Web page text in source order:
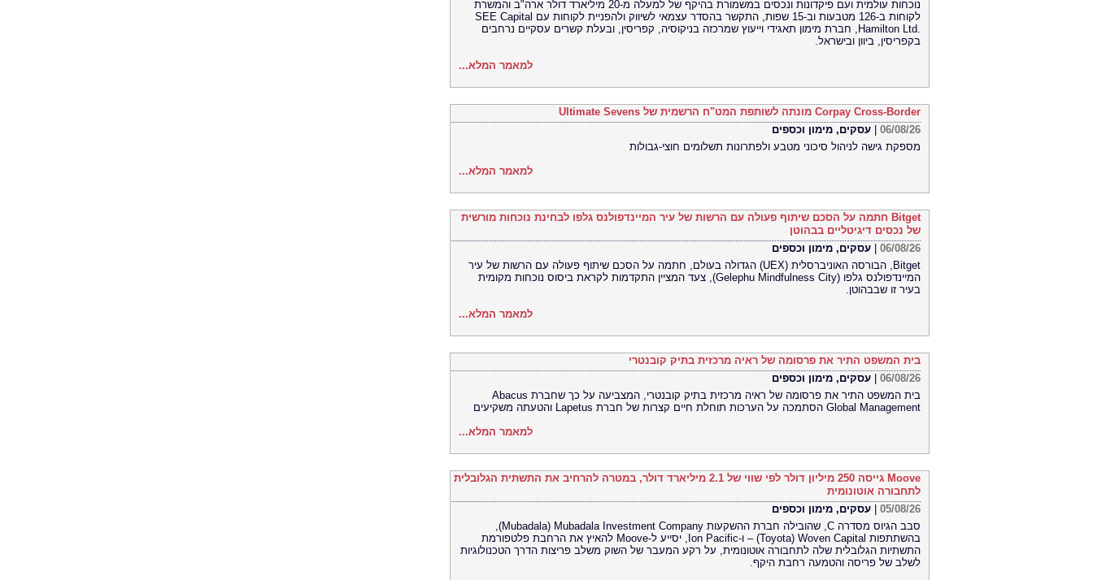
נוכחות עולמית ועם פיקדונות ונכסים במשמורת בהיקף של למעלה מ-20 מיליארד דולר ארה"ב והמשרת
לקוחות ב-126 מטבעות וב-15 שפות, התקשר בהסדר עצמאי לשיווק ולהפניית לקוחות עם SEE Capital
Hamilton Ltd.‎, חברת מימון תאגידי וייעוץ שמרכזה בניקוסיה, קפריסין, ובעלת קשרים עסקיים נרחבים
בקפריסין, ביוון ובישראל.
למאמר המלא...
Corpay Cross-Border מונתה לשותפת המט"ח הרשמית של Ultimate Sevens
06/08/26
עסקים, מימון וכספים
מספקת גישה לניהול סיכוני מטבע ולפתרונות תשלומים חוצי-גבולות
למאמר המלא...
Bitget חתמה על הסכם שיתוף פעולה עם הרשות של עיר המיינדפולנס גלפו לבחינת נוכחות מורשית
של נכסים דיגיטליים בבהוטן
06/08/26
עסקים, מימון וכספים
Bitget, הבורסה האוניברסלית (UEX) הגדולה בעולם, חתמה על הסכם שיתוף פעולה עם הרשות של עיר
המיינדפולנס גלפו (Gelephu Mindfulness City), צעד המציין התקדמות לקראת ביסוס נוכחות מקומית
בעיר זו שבבהוטן.
למאמר המלא...
בית המשפט התיר את פרסומה של ראיה מרכזית בתיק קובנטרי
06/08/26
עסקים, מימון וכספים
בית המשפט התיר את פרסומה של ראיה מרכזית בתיק קובנטרי, המצביעה על כך שחברת Abacus
Global Management הסתמכה על הערכות תוחלת חיים קצרות של חברת Lapetus והטעתה משקיעים
למאמר המלא...
Moove גייסה 250 מיליון דולר לפי שווי של 2.1 מיליארד דולר, במטרה להרחיב את התשתית הגלובלית
לתחבורה אוטונומית
05/08/26
עסקים, מימון וכספים
סבב הגיוס מסדרה C, שהובילה חברת ההשקעות Mubadala Investment Company ‏(Mubadala),
בהשתתפות Woven Capital‏ (Toyota) – ו-Ion Pacific, יסייע ל-Moove להאיץ את הרחבת פלטפורמת
התשתיות הגלובלית שלה לתחבורה אוטונומית, על רקע המעבר של השוק משלב פריצות הדרך הטכנולוגיות
לשלב של פריסה והטמעה רחבת היקף.